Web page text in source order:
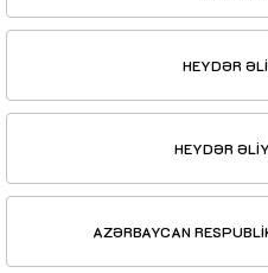
HEYDƏR
HEYDƏR
AZƏRBAYCAN